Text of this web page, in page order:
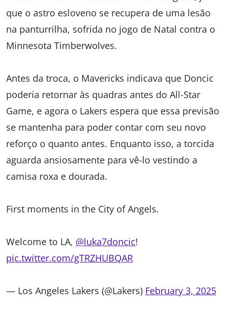
que o astro esloveno se recupera de uma lesão
na panturrilha, sofrida no jogo de Natal contra o
Minnesota Timberwolves.
Antes da troca, o Mavericks indicava que Doncic
poderia retornar às quadras antes do All-Star
Game, e agora o Lakers espera que essa previsão
se mantenha para poder contar com seu novo
reforço o quanto antes. Enquanto isso, a torcida
aguarda ansiosamente para vê-lo vestindo a
camisa roxa e dourada.
First moments in the City of Angels.
Welcome to LA, @luka7doncic!
pic.twitter.com/gTRZHUBQAR
— Los Angeles Lakers (@Lakers) February 3, 2025